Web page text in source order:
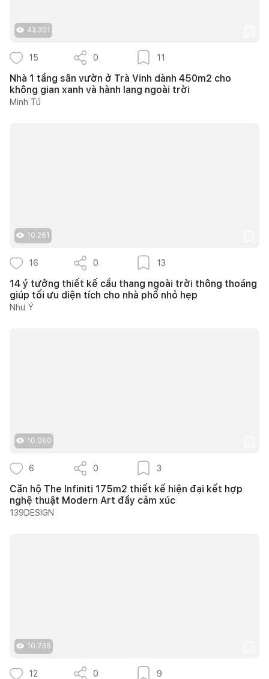
43.301
15 0 11
Nhà 1 tầng sân vườn ở Trà Vinh dành 450m2 cho
không gian xanh và hành lang ngoài trời
Minh Tú
10.261
16 0 13
14 ý tưởng thiết kế cầu thang ngoài trời thông thoáng
giúp tối ưu diện tích cho nhà phố nhỏ hẹp
Như Ý
10.060
6 0 3
Căn hộ The Infiniti 175m2 thiết kế hiện đại kết hợp
nghệ thuật Modern Art đầy cảm xúc
139DESIGN
10.735
12 0 9